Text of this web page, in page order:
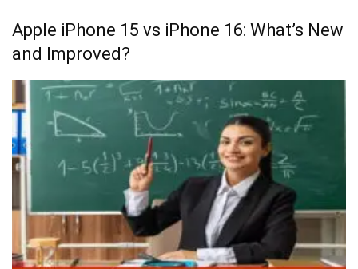
Apple iPhone 15 vs iPhone 16: What’s New
and Improved?